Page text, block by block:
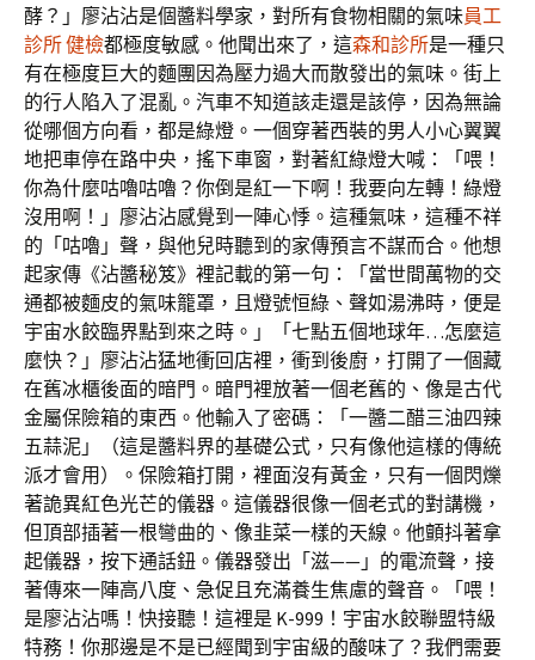
酵？」廖沾沾是個醬料學家，對所有食物相關的氣味員工
診所 健檢都極度敏感。他聞出來了，這森和診所是一種只
有在極度巨大的麵團因為壓力過大而散發出的氣味。街上
的行人陷入了混亂。汽車不知道該走還是該停，因為無論
從哪個方向看，都是綠燈。一個穿著西裝的男人小心翼翼
地把車停在路中央，搖下車窗，對著紅綠燈大喊：「喂！
你為什麼咕嚕咕嚕？你倒是紅一下啊！我要向左轉！綠燈
沒用啊！」廖沾沾感覺到一陣心悸。這種氣味，這種不祥
的「咕嚕」聲，與他兒時聽到的家傳預言不謀而合。他想
起家傳《沾醬秘笈》裡記載的第一句：「當世間萬物的交
通都被麵皮的氣味籠罩，且燈號恒綠、聲如湯沸時，便是
宇宙水餃臨界點到來之時。」「七點五個地球年…怎麼這
麼快？」廖沾沾猛地衝回店裡，衝到後廚，打開了一個藏
在舊冰櫃後面的暗門。暗門裡放著一個老舊的、像是古代
金屬保險箱的東西。他輸入了密碼：「一醬二醋三油四辣
五蒜泥」（這是醬料界的基礎公式，只有像他這樣的傳統
派才會用）。保險箱打開，裡面沒有黃金，只有一個閃爍
著詭異紅色光芒的儀器。這儀器很像一個老式的對講機，
但頂部插著一根彎曲的、像韭菜一樣的天線。他顫抖著拿
起儀器，按下通話鈕。儀器發出「滋——」的電流聲，接
著傳來一陣高八度、急促且充滿養生焦慮的聲音。「喂！
是廖沾沾嗎！快接聽！這裡是 K-999！宇宙水餃聯盟特級
特務！你那邊是不是已經聞到宇宙級的酸味了？我們需要